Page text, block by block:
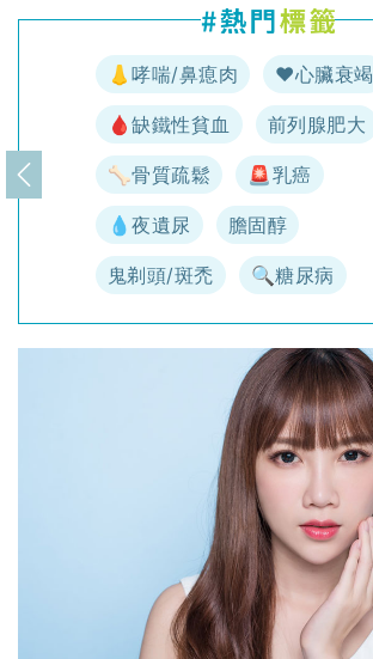
👃哮喘/鼻瘜肉 ♥️心臟衰竭
🩸缺鐵性貧血 前列腺肥大
🦴骨質疏鬆 🚨乳癌
💧夜遺尿 膽固醇
鬼剃頭/斑禿 🔍糖尿病
上一頁